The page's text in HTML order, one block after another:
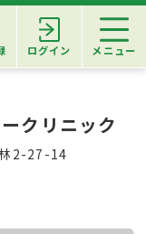
ログイン メニュー
クリニック
2-27-14